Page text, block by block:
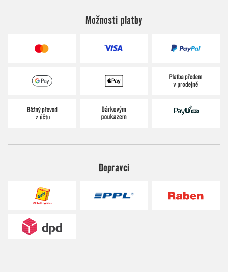
Možnosti platby
Dopravci